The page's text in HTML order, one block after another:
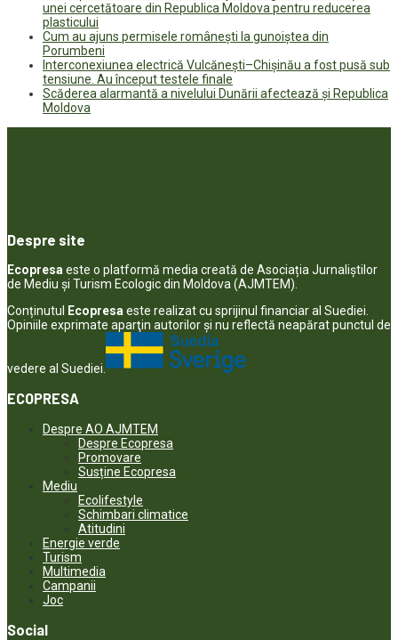
unei cercetătoare din Republica Moldova pentru reducerea
plasticului
Cum au ajuns permisele românești la gunoiștea din
Porumbeni
Interconexiunea electrică Vulcănești–Chișinău a fost pusă sub
tensiune. Au început testele finale
Scăderea alarmantă a nivelului Dunării afectează și Republica
Moldova
Despre site
Ecopresa este o platformă media creată de Asociația Jurnaliștilor
de Mediu și Turism Ecologic din Moldova (AJMTEM).
Conținutul
Ecopresa este realizat cu sprijinul financiar al Suediei.
Opiniile exprimate aparţin autorilor şi nu reflectă neapărat punctul de
vedere al Suediei.
ECOPRESA
Despre AO AJMTEM
Despre Ecopresa
Promovare
Susține Ecopresa
Mediu
Ecolifestyle
Schimbari climatice
Atitudini
Energie verde
Turism
Multimedia
Campanii
Joc
Social